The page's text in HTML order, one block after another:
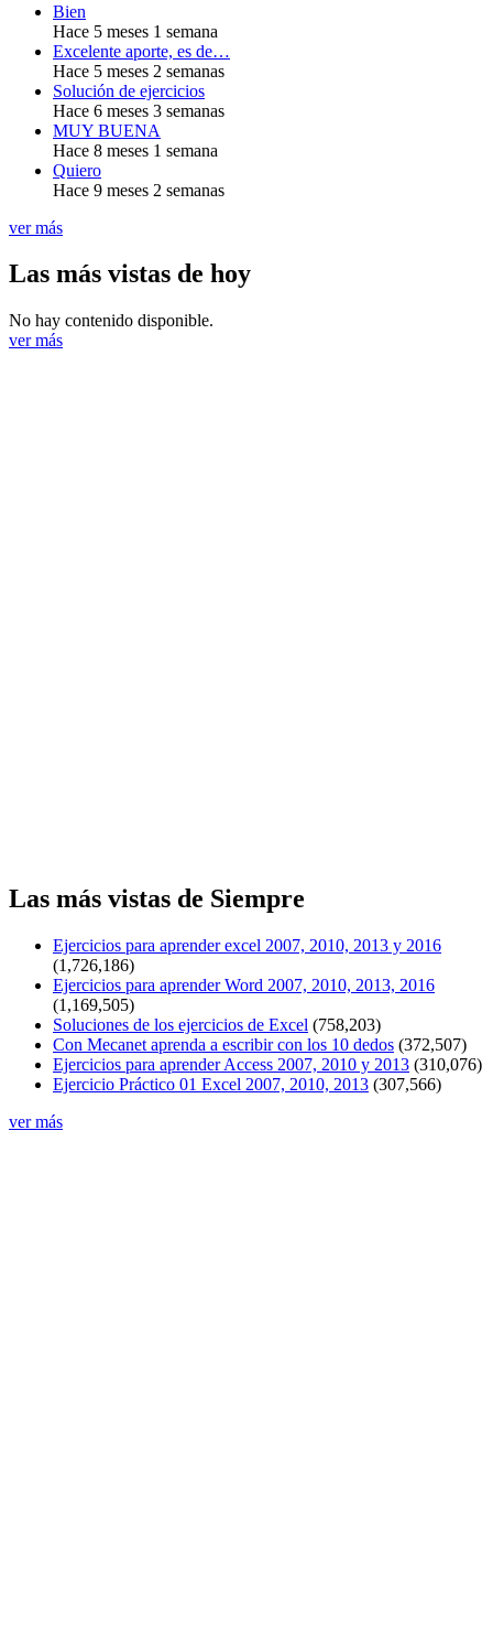
Bien
Hace 5 meses 1 semana
Excelente aporte, es de…
Hace 5 meses 2 semanas
Solución de ejercicios
Hace 6 meses 3 semanas
MUY BUENA
Hace 8 meses 1 semana
Quiero
Hace 9 meses 2 semanas
ver más
Las más vistas de hoy
No hay contenido disponible.
ver más
Las más vistas de Siempre
Ejercicios para aprender excel 2007, 2010, 2013 y 2016
(1,726,186)
Ejercicios para aprender Word 2007, 2010, 2013, 2016
(1,169,505)
Soluciones de los ejercicios de Excel (758,203)
Con Mecanet aprenda a escribir con los 10 dedos (372,507)
Ejercicios para aprender Access 2007, 2010 y 2013 (310,076)
Ejercicio Práctico 01 Excel 2007, 2010, 2013 (307,566)
ver más